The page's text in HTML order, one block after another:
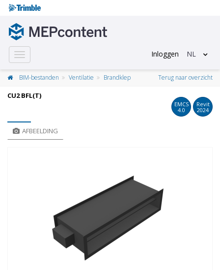
Toggle
navigation
Inloggen NL
BIM-bestanden Ventilatie Brandklep Terug naar overzicht
CU2 BFL(T)
EMCS
4.0
Revit
2024
AFBEELDING